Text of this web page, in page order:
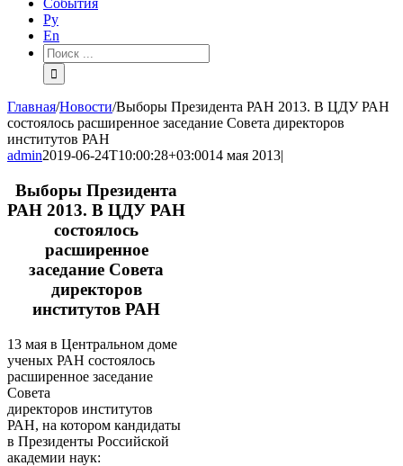
События
Ру
En
Результат
поиска:
Главная/Новости/Выборы Президента РАН 2013. В ЦДУ РАН
состоялось расширенное заседание Совета директоров
институтов РАН
admin2019-06-24T10:00:28+03:0014 мая 2013|
Выборы Президента
РАН 2013. В ЦДУ РАН
состоялось
расширенное
заседание Совета
директоров
институтов РАН
13 мая в Центральном доме
ученых РАН состоялось
расширенное заседание
Совета
директоров институтов
РАН, на котором кандидаты
в Президенты Российской
академии наук: